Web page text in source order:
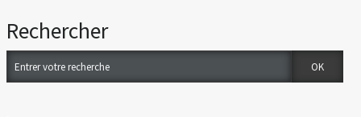
Rechercher